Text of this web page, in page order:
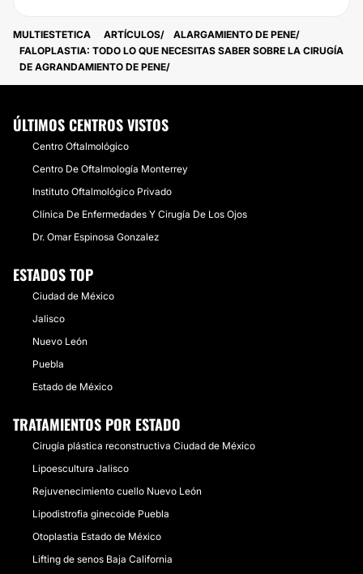
MULTIESTETICA ARTÍCULOS
ALARGAMIENTO DE PENE
FALOPLASTIA: TODO LO QUE NECESITAS SABER SOBRE LA CIRUGÍA
DE AGRANDAMIENTO DE PENE
ÚLTIMOS CENTROS VISTOS
Centro Oftalmológico
Centro De Oftalmología Monterrey
Instituto Oftalmológico Privado
Clínica De Enfermedades Y Cirugía De Los Ojos
Dr. Omar Espinosa Gonzalez
ESTADOS TOP
Ciudad de México
Jalisco
Nuevo León
Puebla
Estado de México
TRATAMIENTOS POR ESTADO
Cirugía plástica reconstructiva Ciudad de México
Lipoescultura Jalisco
Rejuvenecimiento cuello Nuevo León
Lipodistrofia ginecoide Puebla
Otoplastia Estado de México
Lifting de senos Baja California